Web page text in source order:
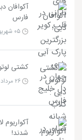
آکوافان
فارس
کشتی
شدند!